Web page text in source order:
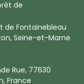
de
de Fontainebleau
Seine-et-Marne
Rue, 77630
France